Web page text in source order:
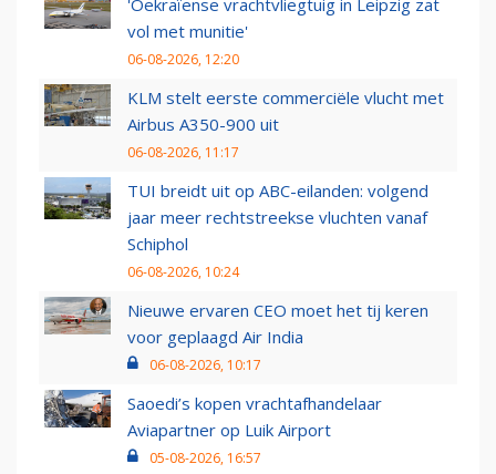
'Oekraïense vrachtvliegtuig in Leipzig zat
vol met munitie'
06-08-2026, 12:20
KLM stelt eerste commerciële vlucht met
Airbus A350-900 uit
06-08-2026, 11:17
TUI breidt uit op ABC-eilanden: volgend
jaar meer rechtstreekse vluchten vanaf
Schiphol
06-08-2026, 10:24
Nieuwe ervaren CEO moet het tij keren
voor geplaagd Air India
06-08-2026, 10:17
Saoedi’s kopen vrachtafhandelaar
Aviapartner op Luik Airport
05-08-2026, 16:57